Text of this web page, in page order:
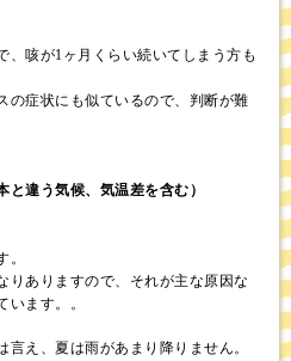
、咳が1ヶ月くらい続いてしまう方も
の症状にも似ているので、判断が難
と違う気候、気温差を含む）
りありますので、それが主な原因な
ます。。
え、夏は雨があまり降りません。